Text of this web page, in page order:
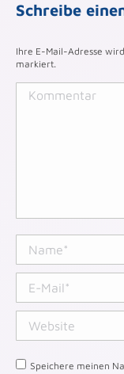
Schreibe
Ihre E-Mail-Adresse
markiert.
Kommentar
Speichere meinen